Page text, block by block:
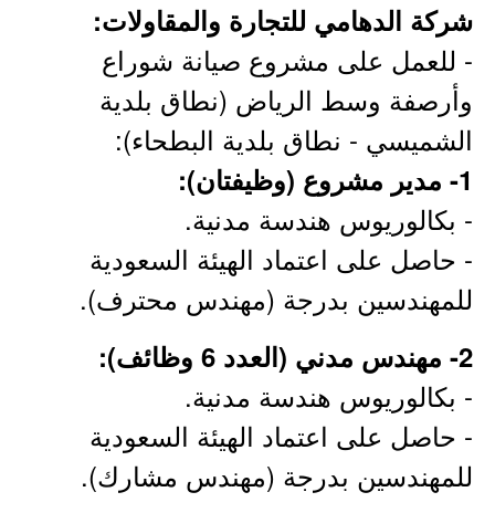
شركة الدهامي للتجارة والمقاولات:
- للعمل على مشروع صيانة شوراع
وأرصفة وسط الرياض (نطاق بلدية
الشميسي - نطاق بلدية البطحاء):
1- مدير مشروع (وظيفتان):
- بكالوريوس هندسة مدنية.
- حاصل على اعتماد الهيئة السعودية
للمهندسين بدرجة (مهندس محترف).
2- مهندس مدني (العدد 6 وظائف):
- بكالوريوس هندسة مدنية.
- حاصل على اعتماد الهيئة السعودية
للمهندسين بدرجة (مهندس مشارك).